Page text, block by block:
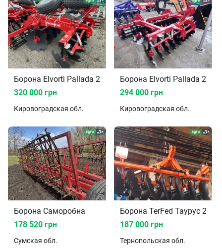
Борона Elvorti Pallada 2400 2023
320 000 грн
Кировоградская обл.
Борона Elvorti Pallada 2400
294 000 грн
Кировоградская обл.
Борона Саморобна
178 520 грн
Сумская обл.
Борона TerFed Таурус
187 000 грн
Тернопольская обл.